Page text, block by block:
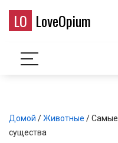
LO LoveOpium
Домой /Животные / Самые
существа